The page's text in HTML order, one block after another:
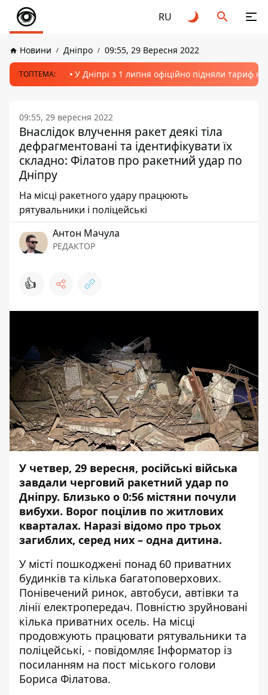
RU
Новини Дніпро 09:55, 29 Вересня 2022
ТОПТЕМА: У Дніпрі з 1 липня офіційно підняли тариф
09:55, 29 вересня 2022
Внаслідок влучення ракет деякі тіла
дефрагментовані та ідентифікувати їх
складно: Філатов про ракетний удар по
Дніпру
На місці ракетного удару працюють
рятувальники і поліцейські
Антон Мачула
РЕДАКТОР
👍
У четвер, 29 вересня, російські війська
завдали черговий ракетний удар по
Дніпру. Близько о 0:56 містяни почули
вибухи. Ворог поцілив по житлових
кварталах. Наразі відомо про трьох
загиблих, серед них – одна дитина.
У місті пошкоджені понад 60 приватних
будинків та кілька багатоповерхових.
Понівечений ринок, автобуси, автівки та
лінії електропередач. Повністю зруйновані
кілька приватних осель. На місці
продовжують працювати рятувальники та
поліцейські, - повідомляє Інформатор із
посиланням на пост міського голови
Бориса Філатова.